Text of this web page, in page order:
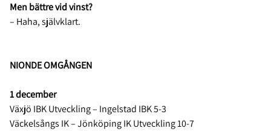
Men bättre vid vinst?
– Haha, självklart.
NIONDE OMGÅNGEN
1 december
Växjö IBK Utveckling – Ingelstad IBK 5-3
Väckelsångs IK – Jönköping IK Utveckling 10-7